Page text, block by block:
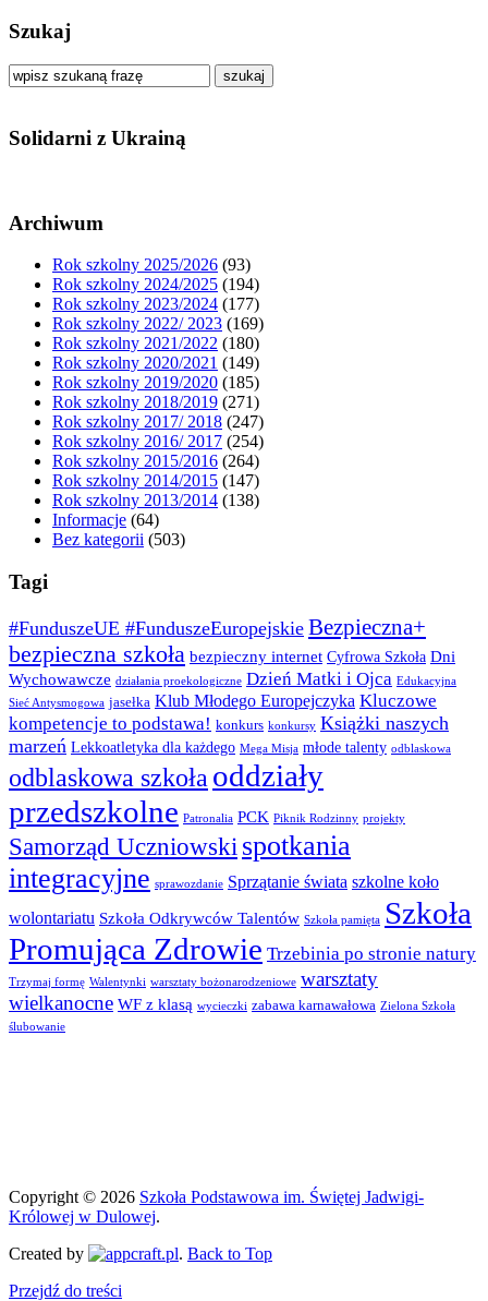
Szukaj
szukaj
Solidarni z Ukrainą
Archiwum
Rok szkolny 2025/2026 (93)
Rok szkolny 2024/2025 (194)
Rok szkolny 2023/2024 (177)
Rok szkolny 2022/ 2023 (169)
Rok szkolny 2021/2022 (180)
Rok szkolny 2020/2021 (149)
Rok szkolny 2019/2020 (185)
Rok szkolny 2018/2019 (271)
Rok szkolny 2017/ 2018 (247)
Rok szkolny 2016/ 2017 (254)
Rok szkolny 2015/2016 (264)
Rok szkolny 2014/2015 (147)
Rok szkolny 2013/2014 (138)
Informacje (64)
Bez kategorii (503)
Tagi
#FunduszeUE #FunduszeEuropejskie Bezpieczna+
bezpieczna szkoła bezpieczny internet Cyfrowa Szkoła Dni
Wychowawcze działania proekologiczne Dzień Matki i Ojca Edukacyjna
Sieć Antysmogowa jasełka Klub Młodego Europejczyka Kluczowe
kompetencje to podstawa! konkurs konkursy Książki naszych
marzeń Lekkoatletyka dla każdego Mega Misja młode talenty odblaskowa
odblaskowa szkoła oddziały
przedszkolne Patronalia PCK Piknik Rodzinny projekty
Samorząd Uczniowski spotkania
integracyjne sprawozdanie Sprzątanie świata szkolne koło
wolontariatu Szkoła Odkrywców Talentów Szkoła pamięta Szkoła
Promująca Zdrowie Trzebinia po stronie natury
Trzymaj formę Walentynki warsztaty bożonarodzeniowe warsztaty
wielkanocne WF z klasą wycieczki zabawa karnawałowa Zielona Szkoła
ślubowanie
Copyright © 2026 Szkoła Podstawowa im. Świętej Jadwigi-
Królowej w Dulowej.
Created by
. Back to Top
Przejdź do treści